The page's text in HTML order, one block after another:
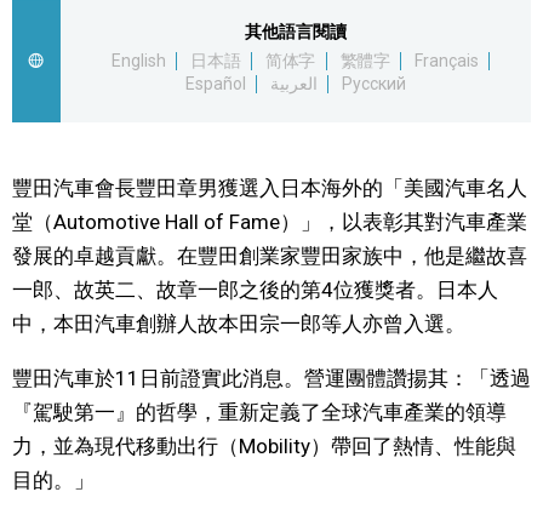
العربية
日本指南
視覺日本
臺灣香港
更多
人物訪談
其他語言閱讀
English
日本語 简体字 繁體字
Français
Español
العربية Русский
豐田汽車會長豐田章男獲選入日本海外的「美國汽車名人
堂（Automotive Hall of Fame）」，以表彰其對汽車產業
發展的卓越貢獻。在豐田創業家豐田家族中，他是繼故喜
一郎、故英二、故章一郎之後的第4位獲獎者。日本人
中，本田汽車創辦人故本田宗一郎等人亦曾入選。
豐田汽車於11日前證實此消息。營運團體讚揚其：「透過
『駕駛第一』的哲學，重新定義了全球汽車產業的領導
力，並為現代移動出行（Mobility）帶回了熱情、性能與
目的。」